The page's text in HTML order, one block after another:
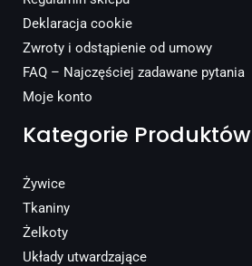
Deklaracja cookie
Zwroty i odstąpienie od umowy
FAQ – Najczęściej zadawane pytania
Moje konto
Kategorie Produktów
Żywice
Tkaniny
Żelkoty
Układy utwardzające